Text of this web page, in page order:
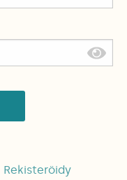
Rekisteröidy